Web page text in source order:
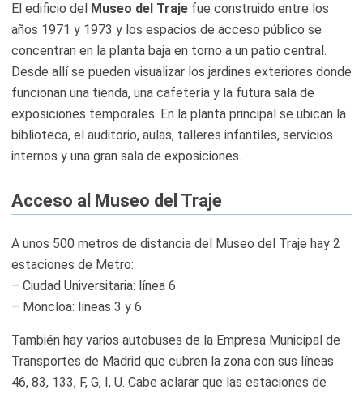
El edificio del Museo del Traje fue construido entre los
años 1971 y 1973 y los espacios de acceso público se
concentran en la planta baja en torno a un patio central.
Desde allí se pueden visualizar los jardines exteriores donde
funcionan una tienda, una cafetería y la futura sala de
exposiciones temporales. En la planta principal se ubican la
biblioteca, el auditorio, aulas, talleres infantiles, servicios
internos y una gran sala de exposiciones.
Acceso al Museo del Traje
A unos 500 metros de distancia del Museo del Traje hay 2
estaciones de Metro:
– Ciudad Universitaria: línea 6
– Moncloa: líneas 3 y 6
También hay varios autobuses de la Empresa Municipal de
Transportes de Madrid que cubren la zona con sus líneas
46, 83, 133, F, G, I, U. Cabe aclarar que las estaciones de